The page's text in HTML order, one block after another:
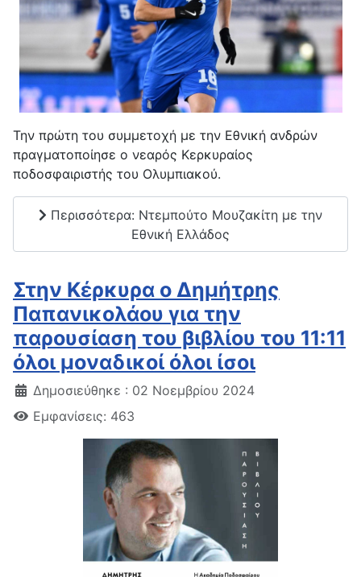
Την πρώτη του συμμετοχή με την Εθνική ανδρών
πραγματοποίησε ο νεαρός Κερκυραίος
ποδοσφαιριστής του Ολυμπιακού.
Περισσότερα: Ντεμπούτο Μουζακίτη με την
Εθνική Ελλάδος
Στην Κέρκυρα ο Δημήτρης
Παπανικολάου για την
παρουσίαση του βιβλίου του 11:11
όλοι μοναδικοί όλοι ίσοι
Δημοσιεύθηκε : 02 Νοεμβρίου 2024
Εμφανίσεις: 463